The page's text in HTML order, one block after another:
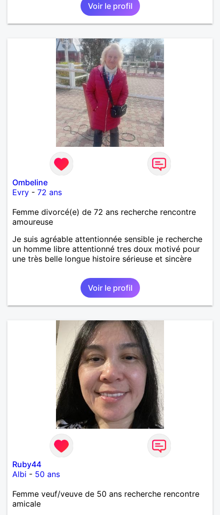
Voir le profil
Ombeline
Evry - 72 ans
Femme divorcé(e) de 72 ans recherche rencontre
amoureuse
Je suis agréable attentionnée sensible je recherche
un homme libre attentionné tres doux motivé pour
une très belle longue histoire sérieuse et sincère
Voir le profil
Ruby44
Albi - 50 ans
Femme veuf/veuve de 50 ans recherche rencontre
amicale